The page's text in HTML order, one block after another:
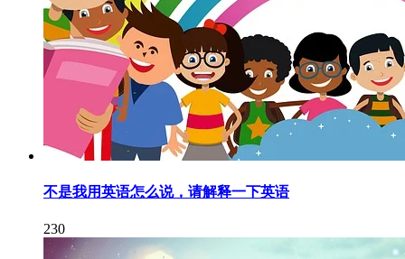
不是我用英语怎么说，请解释一下英语
230